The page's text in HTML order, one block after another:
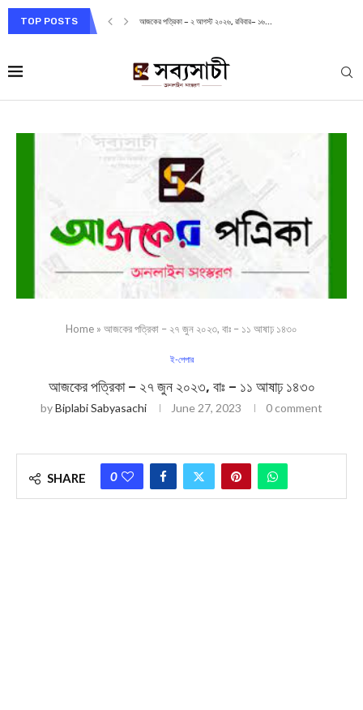
TOP POSTS আজকের পত্রিকা – ২ আগস্ট ২০২৬, রবিবার– ১৬...
Home » আজকের পত্রিকা – ২৭ জুন ২০২৩, বাঃ – ১১ আষাঢ় ১৪৩০
ই-পেপার
আজকের পত্রিকা – ২৭ জুন ২০২৩, বাঃ – ১১ আষাঢ় ১৪৩০
byBiplabi Sabyasachi June 27, 2023 0 comment
SHARE 0